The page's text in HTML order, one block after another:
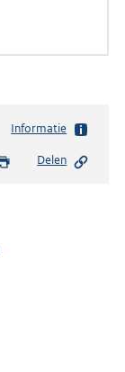
Informatie
Delen